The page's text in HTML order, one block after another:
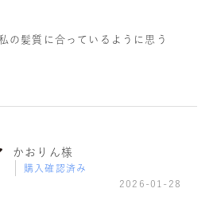
の髪質に合っているように思う
かおりん様
購入確認済み
2026-01-28